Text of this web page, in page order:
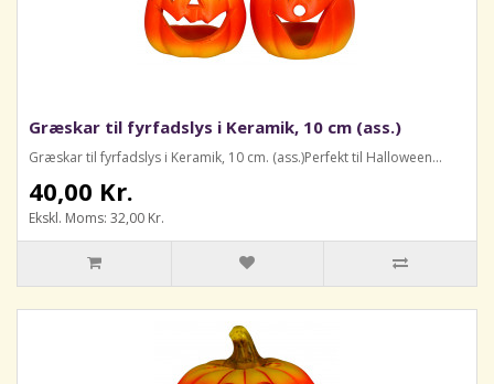
Græskar til fyrfadslys i Keramik, 10 cm (ass.)
Græskar til fyrfadslys i Keramik, 10 cm. (ass.)Perfekt til Halloween...
40,00 Kr.
Ekskl. Moms: 32,00 Kr.